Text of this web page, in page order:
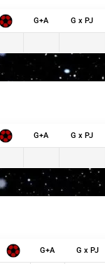
G+A G x PJ
G+A G x PJ
G+A G x PJ